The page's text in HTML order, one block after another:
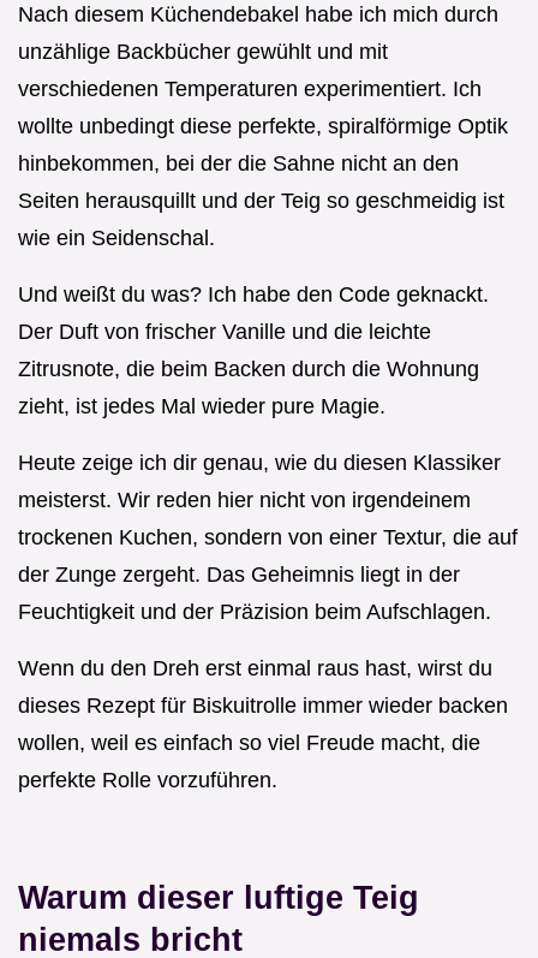
Nach diesem Küchendebakel habe ich mich durch
unzählige Backbücher gewühlt und mit
verschiedenen Temperaturen experimentiert. Ich
wollte unbedingt diese perfekte, spiralförmige Optik
hinbekommen, bei der die Sahne nicht an den
Seiten herausquillt und der Teig so geschmeidig ist
wie ein Seidenschal.
Und weißt du was? Ich habe den Code geknackt.
Der Duft von frischer Vanille und die leichte
Zitrusnote, die beim Backen durch die Wohnung
zieht, ist jedes Mal wieder pure Magie.
Heute zeige ich dir genau, wie du diesen Klassiker
meisterst. Wir reden hier nicht von irgendeinem
trockenen Kuchen, sondern von einer Textur, die auf
der Zunge zergeht. Das Geheimnis liegt in der
Feuchtigkeit und der Präzision beim Aufschlagen.
Wenn du den Dreh erst einmal raus hast, wirst du
dieses Rezept für Biskuitrolle immer wieder backen
wollen, weil es einfach so viel Freude macht, die
perfekte Rolle vorzuführen.
Warum dieser luftige Teig
niemals bricht